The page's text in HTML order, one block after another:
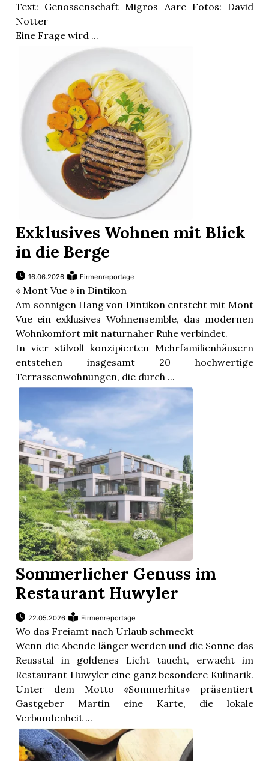
Text: Genossenschaft Migros Aare Fotos: David
Notter
Eine Frage wird ...
Exklusives Wohnen mit Blick
in die Berge
16.06.2026 Firmenreportage
« Mont Vue » in Dintikon
Am sonnigen Hang von Dintikon entsteht mit Mont
Vue ein exklusives Wohnensemble, das modernen
Wohnkomfort mit naturnaher Ruhe verbindet.
In vier stilvoll konzipierten Mehrfamilienhäusern
entstehen insgesamt 20 hochwertige
Terrassenwohnungen, die durch ...
Sommerlicher Genuss im
Restaurant Huwyler
22.05.2026 Firmenreportage
Wo das Freiamt nach Urlaub schmeckt
Wenn die Abende länger werden und die Sonne das
Reusstal in goldenes Licht taucht, erwacht im
Restaurant Huwyler eine ganz besondere Kulinarik.
Unter dem Motto «Sommerhits» präsentiert
Gastgeber Martin eine Karte, die lokale
Verbundenheit ...